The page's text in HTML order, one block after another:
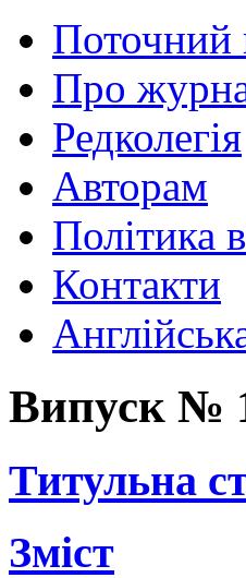
Поточний
Про
Редколегія
Авторам
Політика
Контакти
Випуск №
Титульна
Зміст